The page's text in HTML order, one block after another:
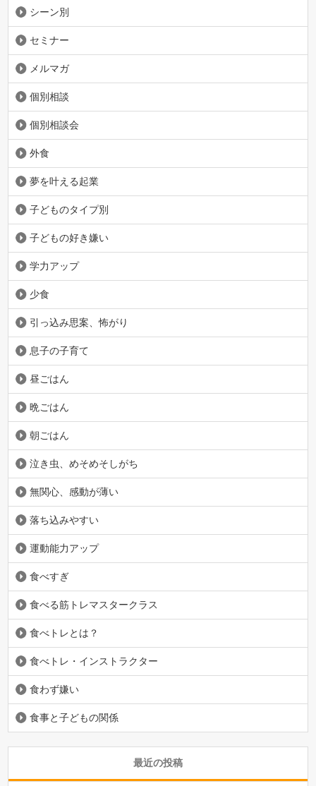
シーン別
セミナー
メルマガ
個別相談
個別相談会
外食
夢を叶える起業
子どものタイプ別
子どもの好き嫌い
学力アップ
少食
引っ込み思案、怖がり
息子の子育て
昼ごはん
晩ごはん
朝ごはん
泣き虫、めそめそしがち
無関心、感動が薄い
落ち込みやすい
運動能力アップ
食べすぎ
食べる筋トレマスタークラス
食べトレとは？
食べトレ・インストラクター
食わず嫌い
食事と子どもの関係
最近の投稿